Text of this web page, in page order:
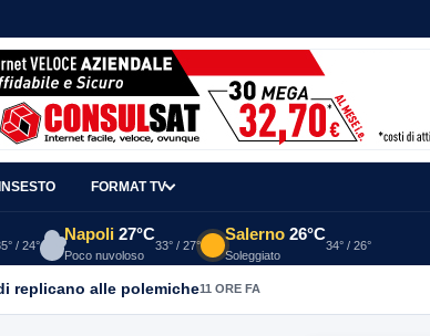
FORMAT TV
/ 24°
Napoli 27°C
Poco nuvoloso
33° / 27°
Salerno 26°C
Soleggiato
34° / 26°
replicano alle polemiche11 ORE FA